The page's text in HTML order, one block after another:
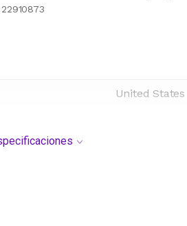
22910873
United States